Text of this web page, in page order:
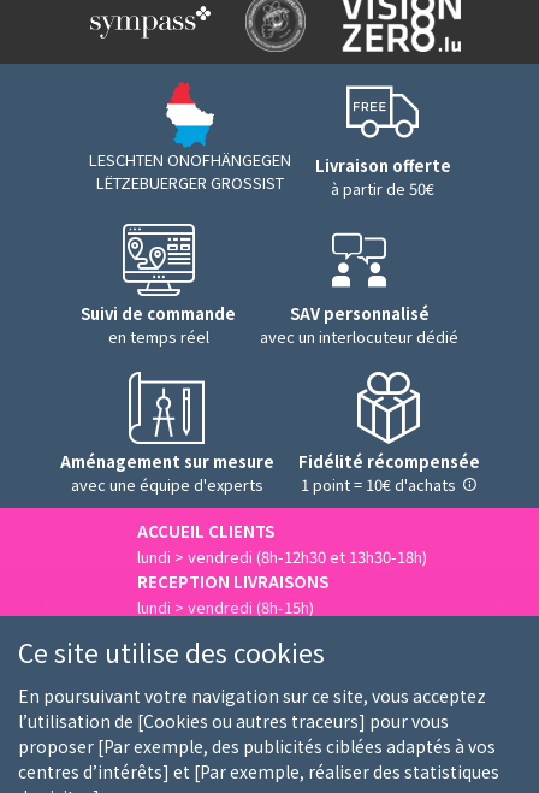
LESCHTEN ONOFHÄNGEGEN
LËTZEBUERGER GROSSIST
Livraison offerte
à partir de 50€
Suivi de commande
en temps réel
SAV personnalisé
avec un interlocuteur dédié
Aménagement sur mesure
avec une équipe d'experts
Fidélité récompensée
1 point = 10€ d'achats
ACCUEIL CLIENTS
lundi > vendredi (8h-12h30 et 13h30-18h)
RECEPTION LIVRAISONS
lundi > vendredi (8h-15h)
Qui sommes-nous Nos clients Nos marques
Ce site utilise des cookies
En poursuivant votre navigation sur ce site, vous acceptez
l’utilisation de [Cookies ou autres traceurs] pour vous
proposer [Par exemple, des publicités ciblées adaptés à vos
centres d’intérêts] et [Par exemple, réaliser des statistiques